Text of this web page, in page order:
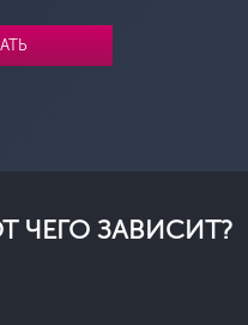
ЧЕГО ЗАВИСИТ?